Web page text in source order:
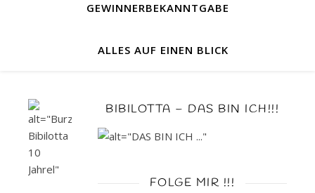
GEWINNERBEKANNTGABE
ALLES AUF EINEN BLICK
BIBILOTTA – DAS BIN ICH!!!
FOLGE MIR !!!